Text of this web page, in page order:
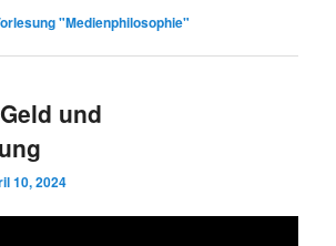
"Medienphilosophie"
und
10, 2024